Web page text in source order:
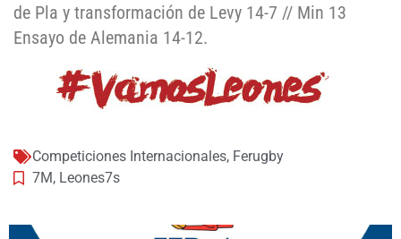
de Pla y transformación de Levy 14-7 // Min 13
Ensayo de Alemania 14-12.
Competiciones Internacionales, Ferugby
7M, Leones7s